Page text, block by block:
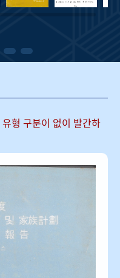
유형 구분이 없이 발간하